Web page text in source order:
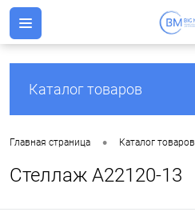
Каталог товаров
Главная страница • Каталог товаров
Стеллаж A22120-13